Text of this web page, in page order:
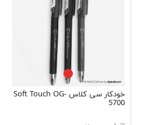
خودکار سی کلاس Soft Touch OG-
5700